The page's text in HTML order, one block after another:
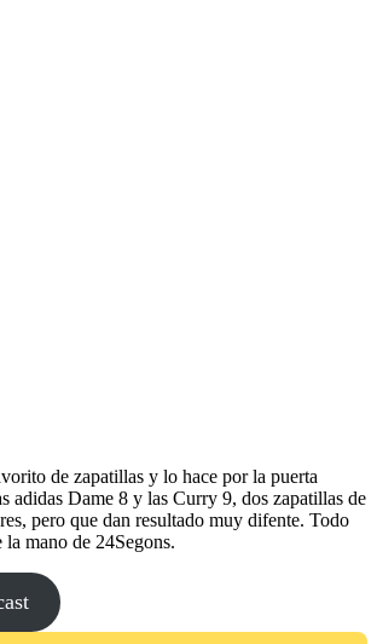
de zapatillas y lo hace por la puerta
adidas Dame 8 y las Curry 9, dos zapatillas de
pero que dan resultado muy difente. Todo
mano de 24Segons.